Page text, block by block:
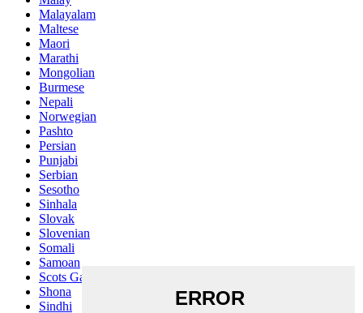
Malayalam
Maltese
Maori
Marathi
Mongolian
Burmese
Nepali
Norwegian
Pashto
Persian
Punjabi
Serbian
Sesotho
Sinhala
Slovak
Slovenian
Somali
Samoan
Scots Gaelic
Shona
Sindhi